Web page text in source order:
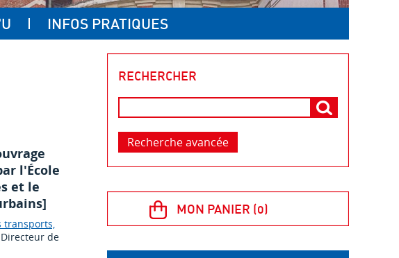
INFOS PRATIQUES
l'École
et le
transports,
Directeur de
RECHERCHER
Recherche avancée